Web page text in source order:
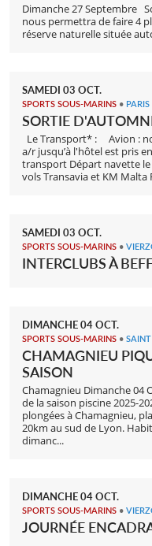
Dimanche 27 Septembre
nous permettra de faire 4
réserve naturelle située
SAMEDI 03 OCT.
SPORTS SOUS-MARINS • PARIS
SORTIE
Le Transport* : Avion :
a/r jusqu’à l'hôtel est pris
transport Départ navette le
vols Transavia et KM Malta
SAMEDI 03 OCT.
SPORTS SOUS-MARINS •
INTERCLUBS À
DIMANCHE04OCT.
SPORTS SOUS-MARINS • SAINT
CHAMAGNIEU
SAISON
Chamagnieu Dimanche 04
de la saison piscine 2025-
plongées à Chamagnieu,
20km au sud de Lyon.
dimanc...
DIMANCHE04OCT.
SPORTS SOUS-MARINS •
JOURNÉE